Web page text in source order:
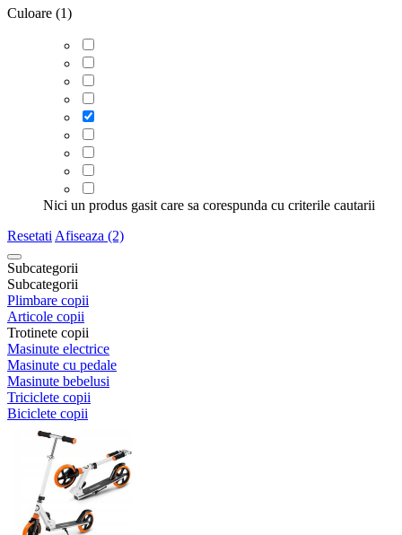
Culoare (1)
Nici un produs gasit care sa corespunda cu criterile cautarii
Resetati Afiseaza (2)
Subcategorii
Subcategorii
Plimbare copii
Articole copii
Trotinete copii
Masinute electrice
Masinute cu pedale
Masinute bebelusi
Triciclete copii
Biciclete copii